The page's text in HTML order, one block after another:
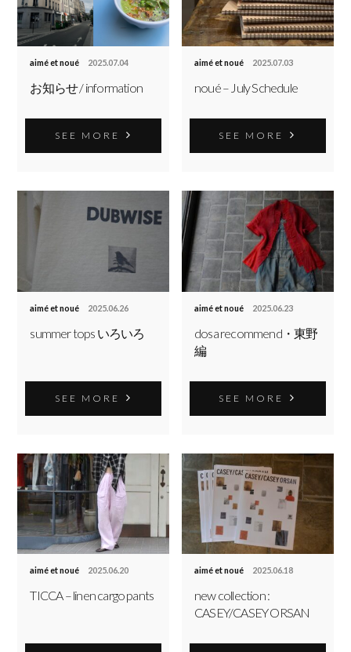
aimé et noué 2025.07.04
お知らせ / information
SEE MORE
aimé et noué 2025.07.03
noué – July Schedule
SEE MORE
aimé et noué 2025.06.26
summer tops いろいろ
SEE MORE
aimé et noué 2025.06.23
dosa recommend・東野
編
SEE MORE
aimé et noué 2025.06.20
TICCA – linen cargo pants
aimé et noué 2025.06.18
new collection :
CASEY/CASEY ORSAN